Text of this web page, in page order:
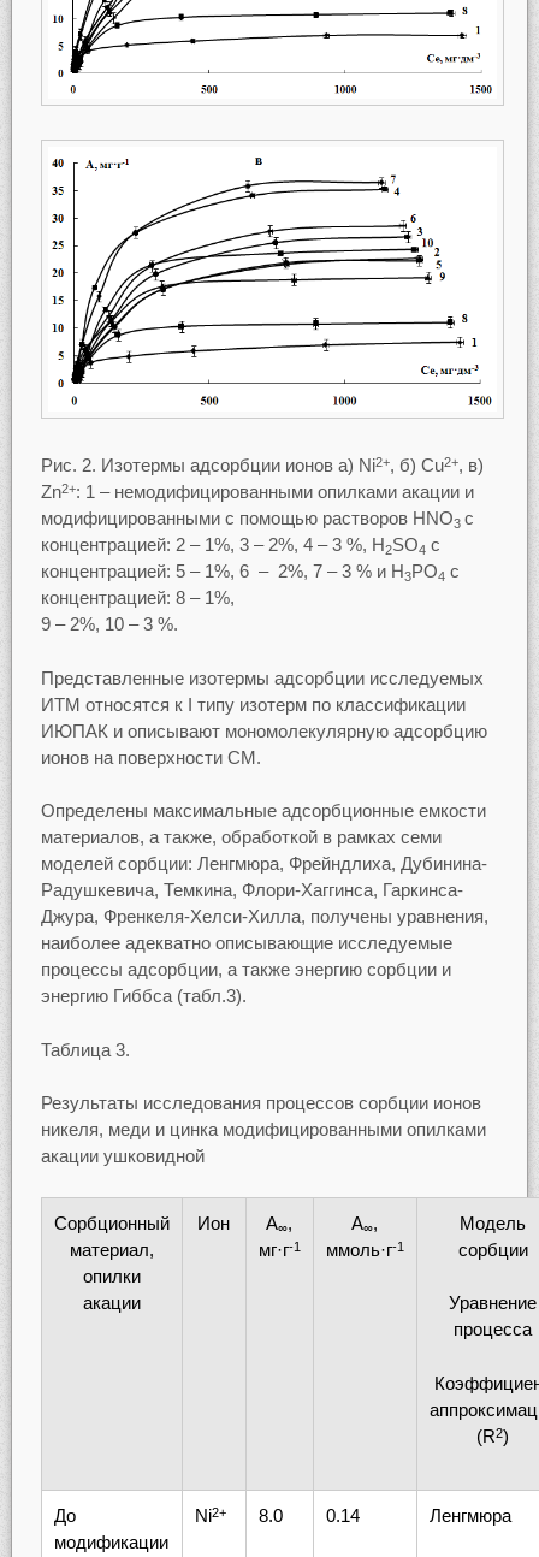
Рис. 2. Изотермы адсорбции ионов а) Ni2+, б) Cu2+, в)
Zn2+: 1 – немодифицированными опилками акации и
модифицированными с помощью растворов HNO3 c
концентрацией: 2 – 1%, 3 – 2%, 4 – 3 %, H2SO4 с
концентрацией: 5 – 1%, 6 – 2%, 7 – 3 % и H3PO4 с
концентрацией: 8 – 1%,
9 – 2%, 10 – 3 %.
Представленные изотермы адсорбции исследуемых
ИТМ относятся к I типу изотерм по классификации
ИЮПАК и описывают мономолекулярную адсорбцию
ионов на поверхности СМ.
Определены максимальные адсорбционные емкости
материалов, а также, обработкой в рамках семи
моделей сорбции: Ленгмюра, Фрейндлиха, Дубинина-
Радушкевича, Темкина, Флори-Хаггинса, Гаркинса-
Джура, Френкеля-Хелси-Хилла, получены уравнения,
наиболее адекватно описывающие исследуемые
процессы адсорбции, а также энергию сорбции и
энергию Гиббса (табл.3).
Таблица 3.
Результаты исследования процессов сорбции ионов
никеля, меди и цинка модифицированными опилками
акации ушковидной
Сорбционный
материал,
опилки
акации
Ион A∞,
мг·г-1
A∞,
ммоль·г-1
Модель
сорбции
Уравнение
процесса
(R2)
До
модификации
Ni2+ 8.0 0.14 Ленгмюра